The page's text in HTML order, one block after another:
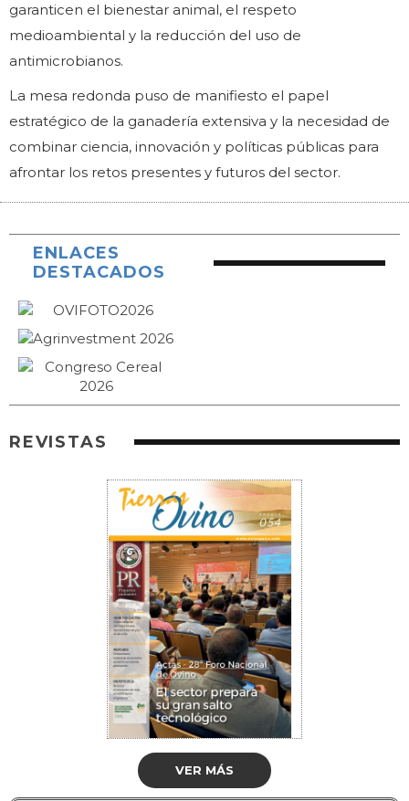
garanticen el bienestar animal, el respeto
medioambiental y la reducción del uso de
antimicrobianos.
La mesa redonda puso de manifiesto el papel
estratégico de la ganadería extensiva y la necesidad de
combinar ciencia, innovación y políticas públicas para
afrontar los retos presentes y futuros del sector.
ENLACES
DESTACADOS
REVISTAS
VER MÁS